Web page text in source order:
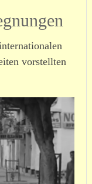
vorstellten